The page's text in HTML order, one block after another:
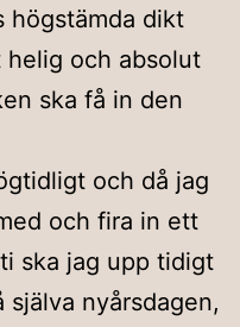
högstämda dikt
helig och absolut
ska få in den
och då jag
och fira in ett
ska jag upp tidigt
nyårsdagen,